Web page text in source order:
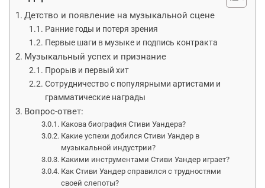
Детство и появление на музыкальной сцене
Ранние годы и потеря зрения
Первые шаги в музыке и подпись контракта
Музыкальный успех и признание
Прорыв и первый хит
Сотрудничество с популярными артистами и
грамматические награды
Вопрос-ответ:
Какова биография Стиви Уандера?
Какие успехи добился Стиви Уандер в
музыкальной индустрии?
Какими инструментами Стиви Уандер играет?
Как Стиви Уандер справился с трудностями
своей слепоты?